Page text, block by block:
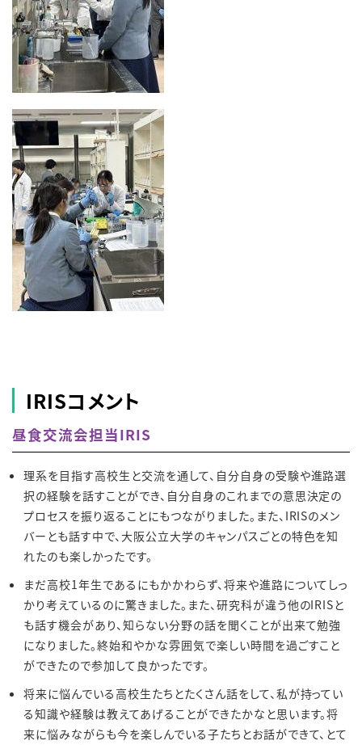
IRISコメント
昼食交流会担当IRIS
理系を目指す高校生と交流を通して、自分自身の受験や進路選
択の経験を話すことができ、自分自身のこれまでの意思決定の
プロセスを振り返ることにもつながりました。また、IRISのメン
バーとも話す中で、大阪公立大学のキャンパスごとの特色を知
れたのも楽しかったです。
まだ高校1年生であるにもかかわらず、将来や進路についてしっ
かり考えているのに驚きました。また、研究科が違う他のIRISと
も話す機会があり、知らない分野の話を聞くことが出来て勉強
になりました。終始和やかな雰囲気で楽しい時間を過ごすこと
ができたので参加して良かったです。
将来に悩んでいる高校生たちとたくさん話をして、私が持ってい
る知識や経験は教えてあげることができたかなと思います。将
来に悩みながらも今を楽しんでいる子たちとお話ができて、とて